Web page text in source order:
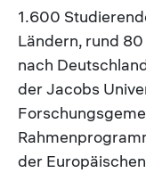
1.600
Ländern, rund
nach
der Jacobs
der